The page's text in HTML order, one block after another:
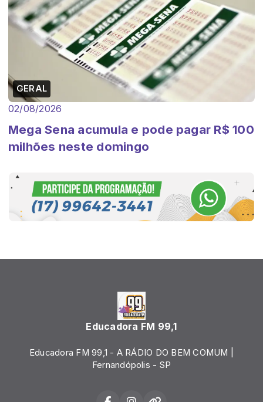
GERAL
02/08/2026
Mega Sena acumula e pode pagar R$ 100
milhões neste domingo
Educadora FM 99,1
Educadora FM 99,1 - A RÁDIO DO BEM COMUM |
Fernandópolis - SP